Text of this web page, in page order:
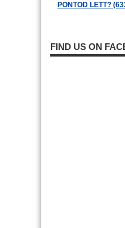
PONTOD LETT?
FIND US ON